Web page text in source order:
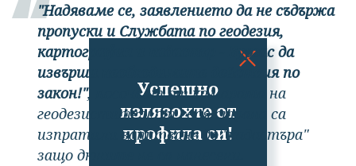
Успешно
излязохте от
профила си!
"Надяваме се, заявлението да не съдържа
пропуски и Службата по геодезия,
картография и кадастър - Бургас да
извърши необходимите действия по
закон!", посочват от камарата на
геодезистите и от своя страна са
изпратили запитване до "кадастъра"
защо дюните не са нанесени.